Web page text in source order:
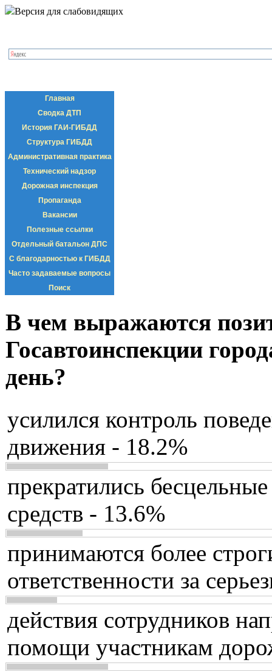
Версия для слабовидящих
Главная
Сводка ДТП
История ГАИ-ГИБДД
Структура ГИБДД
Административная практика
Технический надзор
Дорожная инспекция
Пропаганда
Вакансии
Полезные ссылки
Отдельный батальон ДПС
С благодарностью к ГИБДД
Часто задаваемые вопросы
Поиск
В чем выражаются
Госавтоинспекции
день?
усилился контроль
движения - 18.2%
прекратились
средств - 13.6%
принимаются более
ответственности за
действия сотрудников
помощи участникам